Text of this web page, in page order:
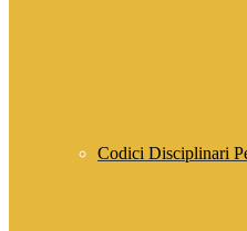
Codici Disciplinari